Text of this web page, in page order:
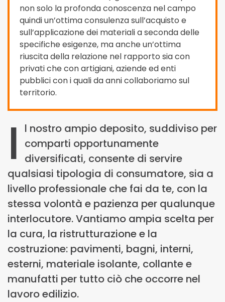
non solo la profonda conoscenza nel campo
quindi un’ottima consulenza sull’acquisto e
sull’applicazione dei materiali a seconda delle
specifiche esigenze, ma anche un’ottima
riuscita della relazione nel rapporto sia con
privati che con artigiani, aziende ed enti
pubblici con i quali da anni collaboriamo sul
territorio.
I
l nostro ampio deposito, suddiviso per
comparti opportunamente
diversificati, consente di servire
qualsiasi tipologia di consumatore, sia a
livello professionale che fai da te, con la
stessa volontà e pazienza per qualunque
interlocutore. Vantiamo ampia scelta per
la cura, la ristrutturazione e la
costruzione: pavimenti, bagni, interni,
esterni, materiale isolante, collante e
manufatti per tutto ciò che occorre nel
lavoro edilizio.